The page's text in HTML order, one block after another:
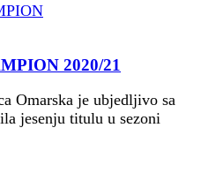
2020/21
Omarska je ubjedljivo sa
jesenju titulu u sezoni